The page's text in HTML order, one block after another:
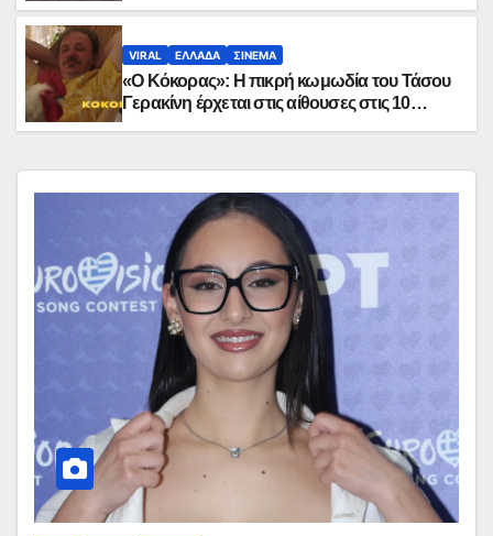
VIRAL ΕΛΛΑΔΑ ΣΙΝΕΜΑ
«Ο Κόκορας»: Η πικρή κωμωδία του Τάσου
Γερακίνη έρχεται στις αίθουσες στις 10